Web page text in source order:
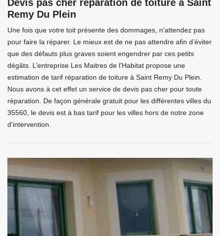
Devis pas cher réparation de toiture à Saint
Remy Du Plein
Une fois que votre toit présente des dommages, n’attendez pas
pour faire la réparer. Le mieux est de ne pas attendre afin d’éviter
que des défauts plus graves soient engendrer par ces petits
dégâts. L’entreprise Les Maitres de l'Habitat propose une
estimation de tarif réparation de toiture à Saint Remy Du Plein.
Nous avons à cet effet un service de devis pas cher pour toute
réparation. De façon générale gratuit pour les différentes villes du
35560, le devis est à bas tarif pour les villes hors de notre zone
d’intervention.